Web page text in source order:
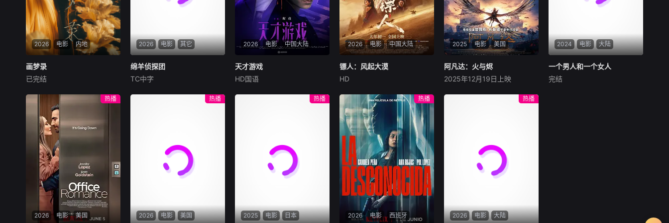
2026 电影 内地
画梦录
代露娃
民国的上海滩，身怀绝技的孤
女画师许雁真，意外与身陷危
局的融汇银行总账姜心羽产生
交集。姜心羽遭人陷害，只得
与许雁真结盟，彼时银行欲将
国宝名画低价卖给外国人，许
雁真凭借自身精湛画技仿造名
画、偷天换日。几经波折，两
人联手在各方势力的夹缝间巧
妙周旋，共历险阻，破解重重
困境。
画梦录
已完结
2026 电影 其它
绵羊侦探团
产，让每个人貌似都有犯罪动
机。警察毫无头绪之时，羊群
们决定“不务正业”迈出牧场，
追查牧羊人“躺平
绵羊侦探团
TC中字
2026 电影 中国大陆
天才游戏
彭昱畅
穷途末路的天才少年刘全龙
名表、神秘女友全部备齐，在
陈伦的精心打造下，刘全龙瞬
间拥有顶配人生。
天才游戏
HD国语
2026 电影 中国大陆
镖人：风起大漠
大漠之上，镖人、官府、西域
五大家族等多方势力盘根错
节、暗潮涌动。“天字第二号
逃犯”刀马接下特殊押镖任
务，和同伴一起从西域护镖远
赴长安。不料，他们的护送对
象竟是“天字第一号逃犯”知世
郎……天下熙熙皆为利来，各
方势力闻风入局，抢镖厮杀接
连上演……
镖人：风起大漠
HD
2025 电影 美国
阿凡达：火与烬
萨姆·沃辛顿
佐伊·索尔达娜
护血脉相连的情感纽带的历
程，从而将故事推向更具张力
的全新维度。此外，潘多拉的
全新领域也即将揭晓
阿凡达：火与烬
2025年12月19日上映
2024 电影 大陆
一个男人和一个女人
黄渤
一个男人和一个女人
完结
2026 电影 美国
热播
2026 电影 美国
热播
2025 电影 日本
热播
2026 电影 西班牙
热播
2026 电影 大陆
热播